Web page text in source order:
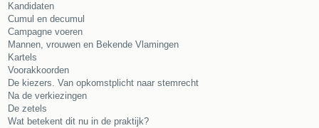
Kandidaten
Cumul en decumul
Campagne voeren
Mannen, vrouwen en Bekende Vlamingen
Kartels
Voorakkoorden
De kiezers. Van opkomstplicht naar stemrecht
Na de verkiezingen
De zetels
Wat betekent dit nu in de praktijk?